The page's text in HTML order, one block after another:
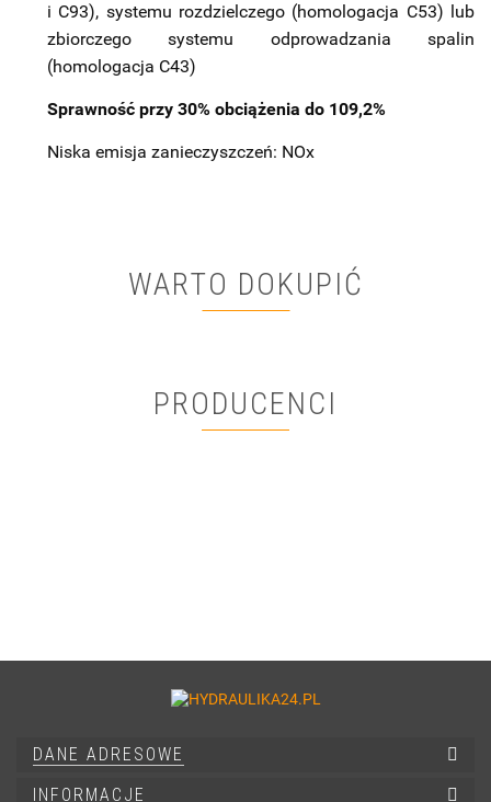
i C93), systemu rozdzielczego (homologacja C53) lub
zbiorczego systemu odprowadzania spalin
(homologacja C43)
Sprawność przy 30% obciążenia do 109,2%
Niska emisja zanieczyszczeń: NOx​
WARTO DOKUPIĆ
PRODUCENCI
DANE ADRESOWE
INFORMACJE